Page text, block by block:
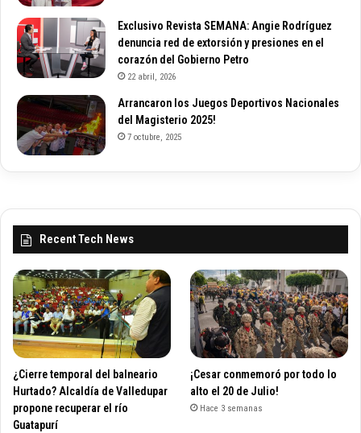
Exclusivo Revista SEMANA: Angie Rodríguez
denuncia red de extorsión y presiones en el
corazón del Gobierno Petro
22 abril, 2026
Arrancaron los Juegos Deportivos Nacionales
del Magisterio 2025!
7 octubre, 2025
Recent Tech News
¿Cierre temporal del balneario
Hurtado? Alcaldía de Valledupar
propone recuperar el río
Guatapurí
¡Cesar conmemoró por todo lo
alto el 20 de Julio!
Hace 3 semanas